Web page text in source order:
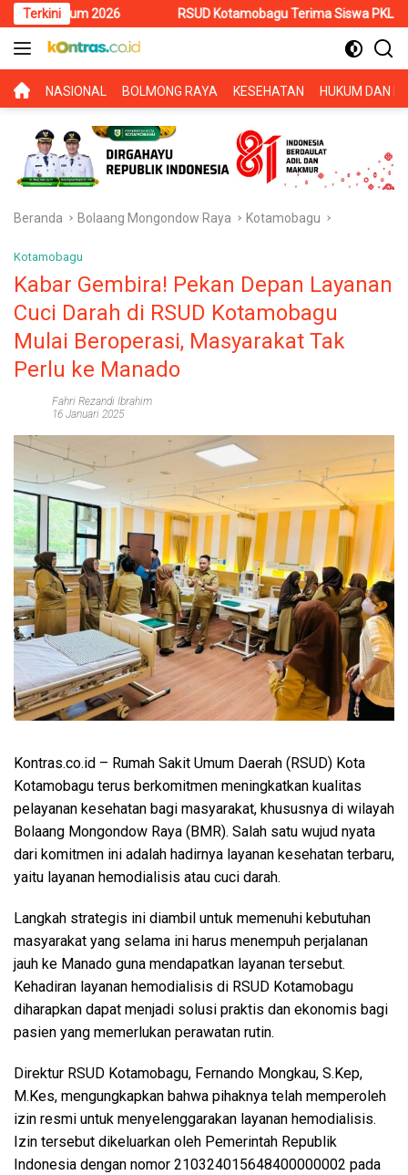
Langsung
ke
konten
Terkini RSUD Kotamobagu Terima Siswa PKL SMK
BERANDA
NASIONAL BOLMONG RAYA KESEHATAN HUKUM DAN
Beranda Bolaang Mongondow Raya Kotamobagu
Kotamobagu
Kabar Gembira! Pekan Depan Layanan
Cuci Darah di RSUD Kotamobagu
Mulai Beroperasi, Masyarakat Tak
Perlu ke Manado
Fahri Rezandi Ibrahim
16 Januari 2025
Kontras.co.id – Rumah Sakit Umum Daerah (RSUD) Kota
Kotamobagu terus berkomitmen meningkatkan kualitas
pelayanan kesehatan bagi masyarakat, khususnya di wilayah
Bolaang Mongondow Raya (BMR). Salah satu wujud nyata
dari komitmen ini adalah hadirnya layanan kesehatan terbaru,
yaitu layanan hemodialisis atau cuci darah.
Langkah strategis ini diambil untuk memenuhi kebutuhan
masyarakat yang selama ini harus menempuh perjalanan
jauh ke Manado guna mendapatkan layanan tersebut.
Kehadiran layanan hemodialisis di RSUD Kotamobagu
diharapkan dapat menjadi solusi praktis dan ekonomis bagi
pasien yang memerlukan perawatan rutin.
Direktur RSUD Kotamobagu, Fernando Mongkau, S.Kep,
M.Kes, mengungkapkan bahwa pihaknya telah memperoleh
izin resmi untuk menyelenggarakan layanan hemodialisis.
Izin tersebut dikeluarkan oleh Pemerintah Republik
Indonesia dengan nomor 210324015648400000002 pada